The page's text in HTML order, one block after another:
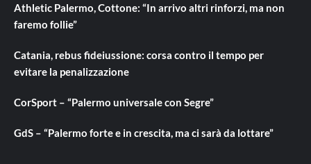
Athletic Palermo, Cottone: “In arrivo altri rinforzi, ma non
faremo follie”
Catania, rebus fideiussione: corsa contro il tempo per
evitare la penalizzazione
CorSport – “Palermo universale con Segre”
GdS – “Palermo forte e in crescita, ma ci sarà da lottare”